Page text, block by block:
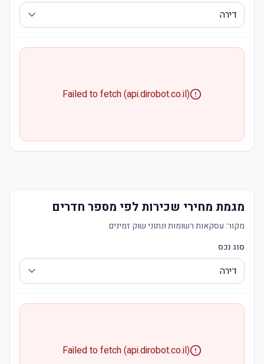
Failed to fetch (api.dirobot.co.il)
מגמת מחירי שכירות לפי מספר חדרים
מקור: עסקאות רשומות ונתוני שוק זמינים
סוג נכס
Failed to fetch (api.dirobot.co.il)